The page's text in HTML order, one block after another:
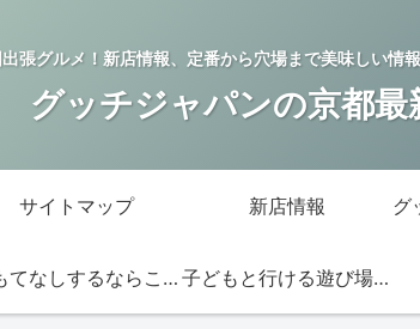
張グルメ！新店情報、定番から穴場まで美味しい情
グッチジャパンの京都最
サイトマップ 新店情報
おもてなしするならこの店 子どもと行ける遊び場・お店